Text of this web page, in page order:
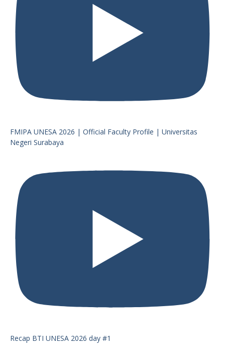
FMIPA UNESA 2026 | Official Faculty Profile | Universitas
Negeri Surabaya
Recap BTI UNESA 2026 day #1